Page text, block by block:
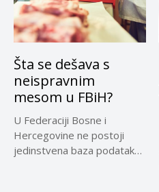
Šta se dešava s
neispravnim
mesom u FBiH?
U Federaciji Bosne i
Hercegovine ne postoji
jedinstvena baza podataka